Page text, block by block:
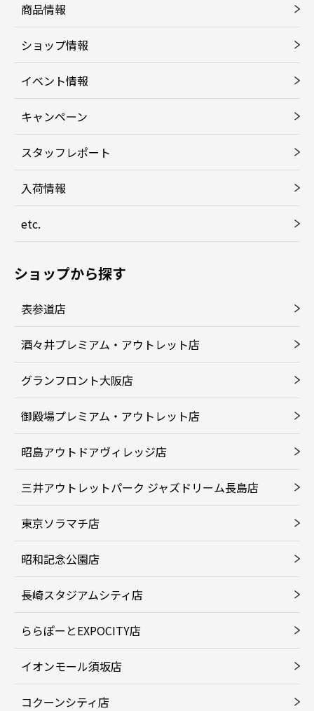
商品情報
ショップ情報
イベント情報
キャンペーン
スタッフレポート
入荷情報
etc.
ショップから探す
表参道店
酒々井プレミアム・アウトレット店
グランフロント大阪店
御殿場プレミアム・アウトレット店
昭島アウトドアヴィレッジ店
三井アウトレットパーク ジャズドリーム長島店
東京ソラマチ店
昭和記念公園店
長崎スタジアムシティ店
ららぽーとEXPOCITY店
イオンモール須坂店
コクーンシティ店